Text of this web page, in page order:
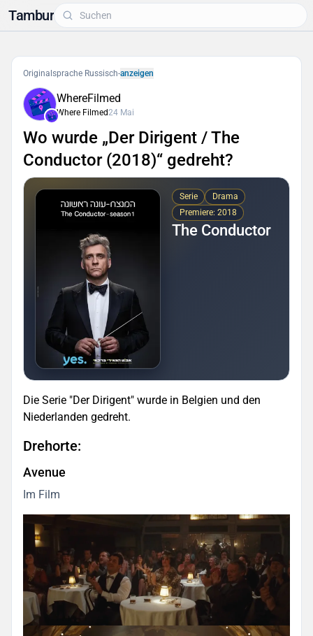
Tambur
Originalsprache Russisch-anzeigen
WhereFilmed
Where Filmed24 Mai
Wo wurde „Der Dirigent / The
Conductor (2018)“ gedreht?
Serie
Drama
Premiere: 2018
The Conductor
Die Serie "Der Dirigent" wurde in Belgien und den
Niederlanden gedreht.
Drehorte:
Avenue
Im Film